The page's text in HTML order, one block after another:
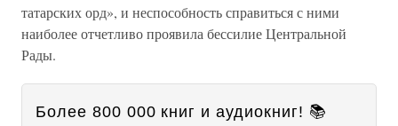
татарских орд», и неспособность справиться с ними
наиболее отчетливо проявила бессилие Центральной
Рады.
Более 800 000 книг и аудиокниг! 📚